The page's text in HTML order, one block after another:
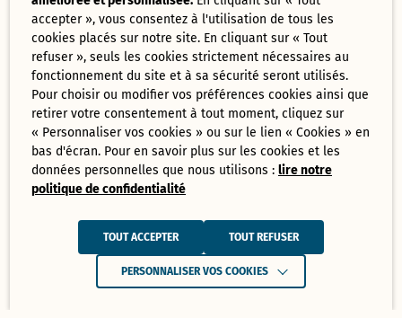
accepter », vous consentez à l'utilisation de tous les
cookies placés sur notre site. En cliquant sur « Tout
refuser », seuls les cookies strictement nécessaires au
fonctionnement du site et à sa sécurité seront utilisés.
Pour choisir ou modifier vos préférences cookies ainsi que
retirer votre consentement à tout moment, cliquez sur
« Personnaliser vos cookies » ou sur le lien « Cookies » en
bas d'écran. Pour en savoir plus sur les cookies et les
données personnelles que nous utilisons :lire notre
politique de confidentialité
TOUT ACCEPTER TOUT REFUSER
PERSONNALISER VOS COOKIES